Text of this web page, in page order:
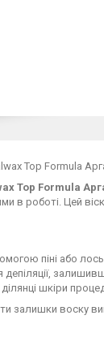
Top Formula
Top Formula
в роботі. Цей
піні або
шкіри
залишки воску